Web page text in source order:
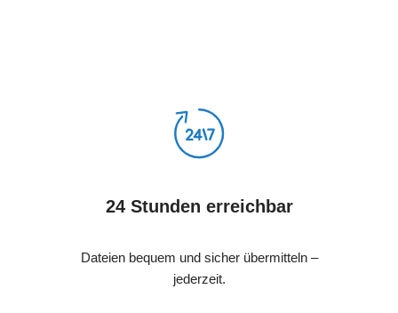
24 Stunden erreichbar
Dateien bequem und sicher übermitteln –
jederzeit.